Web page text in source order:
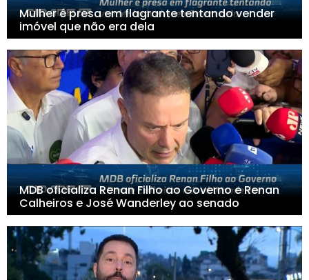
Mulher é presa em flagrante tentando vender
imóvel que não era dela
MDB oficializa Renan Filho ao Governo e Renan
Calheiros e José Wanderley ao senado